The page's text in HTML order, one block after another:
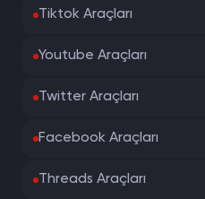
Tiktok Araçları
Youtube Araçları
Twitter Araçları
Facebook Araçları
Threads Araçları